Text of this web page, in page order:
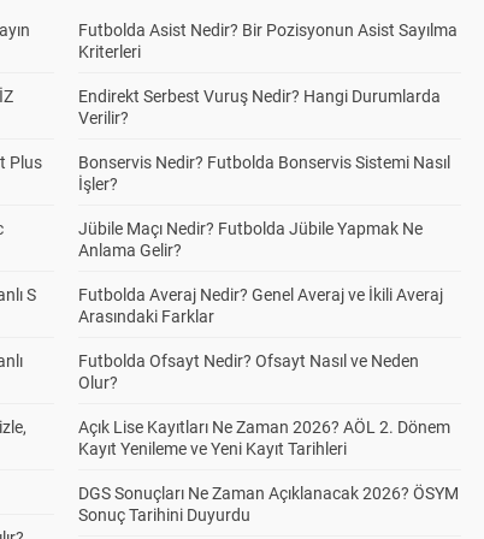
Plus
S
Futbolda Asist Nedir? Bir Pozisyonun Asist Sayılma
Kriterleri
Endirekt Serbest Vuruş Nedir? Hangi Durumlarda
Verilir?
Bonservis Nedir? Futbolda Bonservis Sistemi Nasıl
İşler?
Jübile Maçı Nedir? Futbolda Jübile Yapmak Ne
Anlama Gelir?
Futbolda Averaj Nedir? Genel Averaj ve İkili Averaj
Arasındaki Farklar
Futbolda Ofsayt Nedir? Ofsayt Nasıl ve Neden
Olur?
Açık Lise Kayıtları Ne Zaman 2026? AÖL 2. Dönem
Kayıt Yenileme ve Yeni Kayıt Tarihleri
DGS Sonuçları Ne Zaman Açıklanacak 2026? ÖSYM
Sonuç Tarihini Duyurdu